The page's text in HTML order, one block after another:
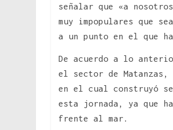
señalar que «a
muy impopulares que
a un punto en el que
De acuerdo a lo
el sector de Matanzas,
en el cual construyó
esta jornada, ya que
frente al mar.